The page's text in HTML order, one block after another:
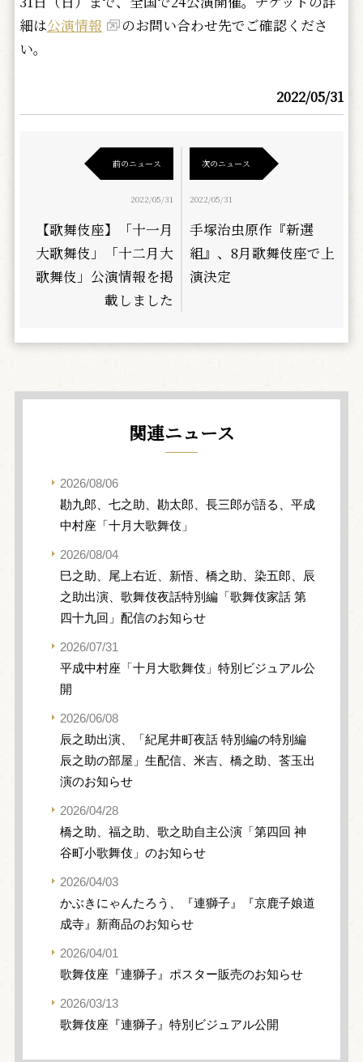
細は公演情報
のお問い合わせ先でご確認くださ
い。
2022/05/31
前のニュース
2022/05/31
【歌舞伎座】「十一月
大歌舞伎」「十二月大
歌舞伎」公演情報を掲
載しました
次のニュース
2022/05/31
手塚治虫原作『新選
組』、8月歌舞伎座で上
演決定
関連ニュース
2026/08/06
勘九郎、七之助、勘太郎、長三郎が語る、平成
中村座「十月大歌舞伎」
2026/08/04
巳之助、尾上右近、新悟、橋之助、染五郎、辰
之助出演、歌舞伎夜話特別編「歌舞伎家話 第
四十九回」配信のお知らせ
2026/07/31
平成中村座「十月大歌舞伎」特別ビジュアル公
開
2026/06/08
辰之助出演、「紀尾井町夜話 特別編の特別編
辰之助の部屋」生配信、米吉、橋之助、莟玉出
演のお知らせ
2026/04/28
橋之助、福之助、歌之助自主公演「第四回 神
谷町小歌舞伎」のお知らせ
2026/04/03
かぶきにゃんたろう、『連獅子』『京鹿子娘道
成寺』新商品のお知らせ
2026/04/01
歌舞伎座『連獅子』ポスター販売のお知らせ
2026/03/13
歌舞伎座『連獅子』特別ビジュアル公開